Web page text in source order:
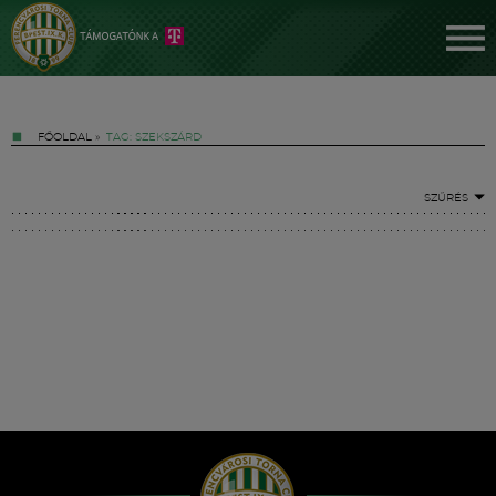
FŐOLDAL » TAG: SZEKSZÁRD
SZŰRÉS
Hírek